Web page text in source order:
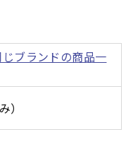
じブランドの商品一
）